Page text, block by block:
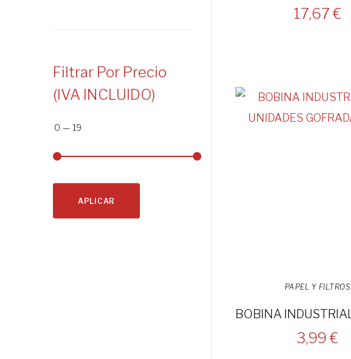
17,67 €
PAPEL Y FILTROS
3,99 €
Filtrar Por Precio
(IVA INCLUIDO)
0 — 19
APLICAR